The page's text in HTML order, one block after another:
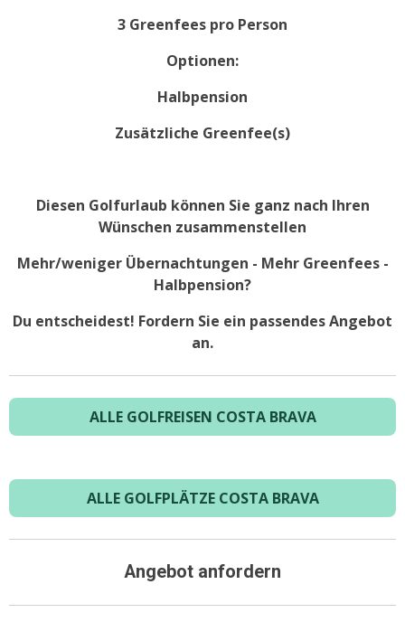
3 Greenfees pro Person
Optionen:
Halbpension
Zusätzliche Greenfee(s)
Diesen Golfurlaub können Sie ganz nach Ihren
Wünschen zusammenstellen
Mehr/weniger Übernachtungen - Mehr Greenfees -
Halbpension?
Du entscheidest! Fordern Sie ein passendes Angebot
an.
ALLE GOLFREISEN COSTA BRAVA
ALLE GOLFPLÄTZE COSTA BRAVA
Angebot anfordern